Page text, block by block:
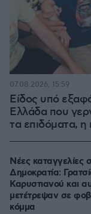
Είδος υπό
Ελλάδα που
τα επιδόματα, η
07.08.2026, 15:59
Νέες καταγγελίες
Δημοκρατία:
Καρυστιανού και
μετέτρεψαν σε
κόμμα